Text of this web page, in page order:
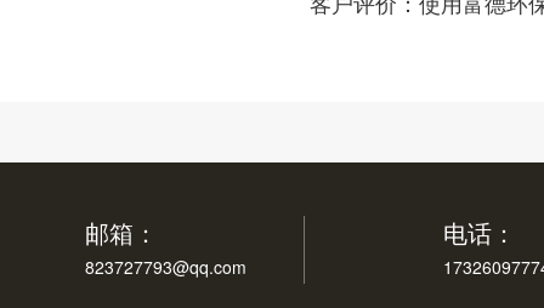
邮箱：
823727793@qq.com
电话：